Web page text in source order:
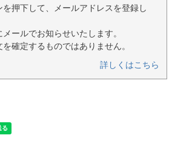
を押下して、メールアドレスを登録し
ールでお知らせいたします。
確定するものではありません。
詳しくはこちら